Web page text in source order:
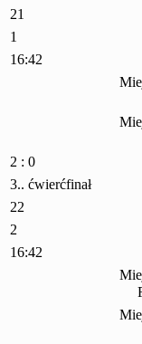
21
1
16:42
2 : 0
3.. ćwierćfinał
22
2
16:42